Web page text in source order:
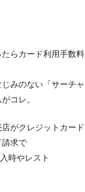
らカード利用手数料
みのない「サーチャ
コレ。
がクレジットカード
求で
時やレスト